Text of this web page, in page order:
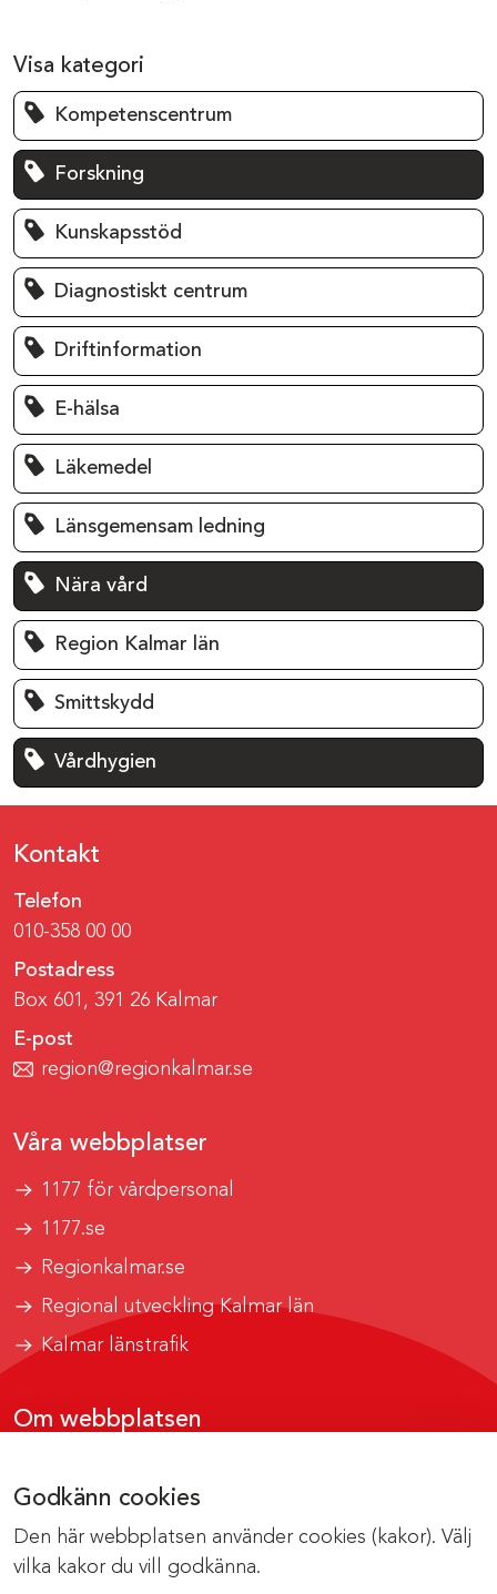
Godkänn cookies
Den här webbplatsen använder cookies (kakor). Välj
vilka kakor du vill godkänna.
Visa kategori
Kompetenscentrum
Forskning
Kunskapsstöd
Diagnostiskt centrum
Driftinformation
E-hälsa
Läkemedel
Länsgemensam ledning
Nära vård
Region Kalmar län
Smittskydd
Vårdhygien
Kontakt
Telefon
010-358 00 00
Postadress
Box 601, 391 26 Kalmar
E-post
region@regionkalmar.se
Våra webbplatser
1177 för vårdpersonal
1177.se
Regionkalmar.se
Regional utveckling Kalmar län
Kalmar länstrafik
Om webbplatsen
Om cookies
Kontakta webbredaktionen